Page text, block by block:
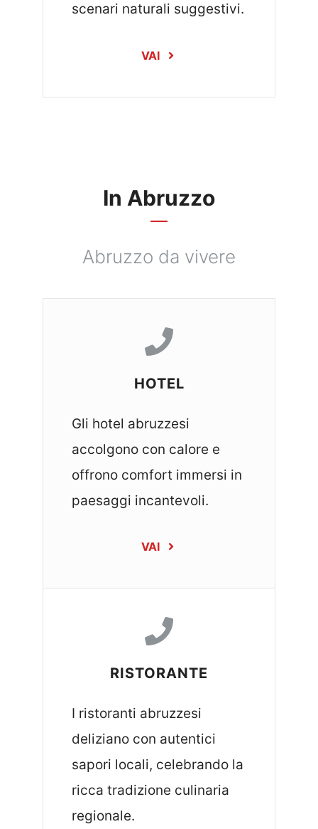
scenari naturali suggestivi.
VAI
In Abruzzo
Abruzzo da vivere
HOTEL
Gli hotel abruzzesi
accolgono con calore e
offrono comfort immersi in
paesaggi incantevoli.
VAI
RISTORANTE
I ristoranti abruzzesi
deliziano con autentici
sapori locali, celebrando la
ricca tradizione culinaria
regionale.